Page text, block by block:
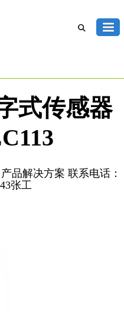
式传感器
品解决方案 联系电话：
张工